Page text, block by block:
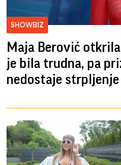
SHOWBIZ
Maja Berović
je bila trudna, pa
nedostaje strpljenje